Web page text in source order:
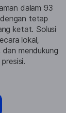
dalam 93
tetap
ketat. Solusi
lokal,
mendukung